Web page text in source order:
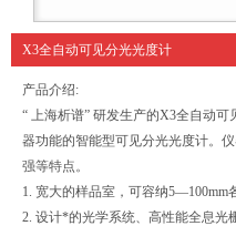
X3全自动可见分光光度计
产品介绍:
“ 上海析谱” 研发生产的X3全自动
器功能的智能型可见分光光度计。
强等特点。
1. 宽大的样品室，可容纳5—100mm
2. 设计*的光学系统、高性能全息光